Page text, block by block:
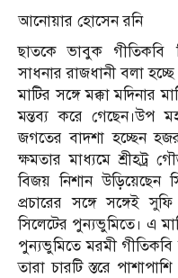
আনোয়ার হোসেন রনি
ছাতকে ভাবুক
সাধনার রাজধানী বলা
মাটির সঙ্গে মক্কা মদিনার
মন্তব্য করে গেছেন।উপ
জগতের বাদশা হচ্ছেন
ক্ষমতার মাধ্যমে শ্রীহট্র
বিজয় নিশান উড়িয়েছেন
প্রচারের সঙ্গে সঙ্গেই
সিলেটের পুন্যভুমিতে। এ
পুন্যভুমিতে মরমী গীতিকবি
তারা চারটি স্তরে